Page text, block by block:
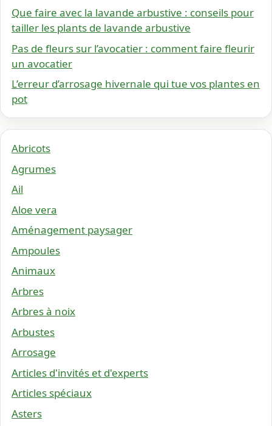
Que faire avec la lavande arbustive : conseils pour
tailler les plants de lavande arbustive
Pas de fleurs sur l’avocatier : comment faire fleurir
un avocatier
L’erreur d’arrosage hivernale qui tue vos plantes en
pot
Abricots
Agrumes
Ail
Aloe vera
Aménagement paysager
Ampoules
Animaux
Arbres
Arbres à noix
Arbustes
Arrosage
Articles d'invités et d'experts
Articles spéciaux
Asters